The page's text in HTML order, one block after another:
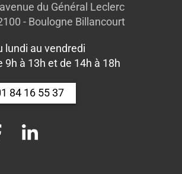
du Général Leclerc
- Boulogne Billancourt
lundi au vendredi
9h à 13h et de 14h à 18h
84 16 55 37